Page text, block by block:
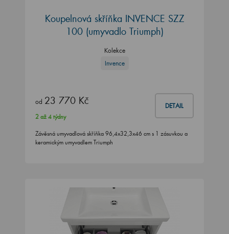
Koupelnová skříňka INVENCE SZZ
100 (umyvadlo Triumph)
Kolekce
Invence
od 23 770 Kč DETAIL
2 až 4 týdny
Závěsná umyvadlová skříňka 96,4x32,3x46 cm s 1 zásuvkou a
keramickým umyvadlem Triumph